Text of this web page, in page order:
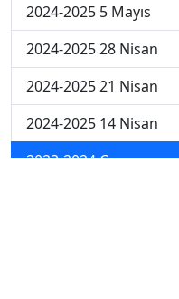
2024-2025 5 Mayıs
2024-2025 28 Nisan
2024-2025 21 Nisan
2024-2025 14 Nisan
2023-2024 Cuma